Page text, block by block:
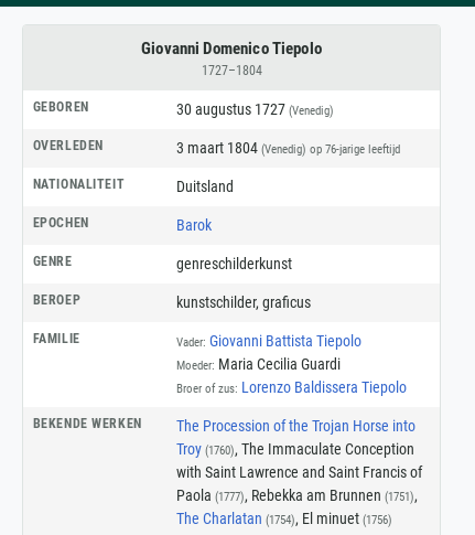
Giovanni Domenico Tiepolo
1727–1804
GEBOREN 30 augustus 1727 (Venedig)
OVERLEDEN 3 maart 1804 (Venedig) op 76-jarige leeftijd
NATIONALITEIT Duitsland
EPOCHEN Barok
GENRE genreschilderkunst
BEROEP kunstschilder, graficus
FAMILIE Vader: Giovanni Battista Tiepolo
Moeder: Maria Cecilia Guardi
Broer of zus: Lorenzo Baldissera Tiepolo
BEKENDE WERKEN
The Procession of the Trojan Horse into
Troy (1760), The Immaculate Conception
with Saint Lawrence and Saint Francis of
Paola (1777), Rebekka am Brunnen (1751),
The Charlatan (1754), El minuet (1756)